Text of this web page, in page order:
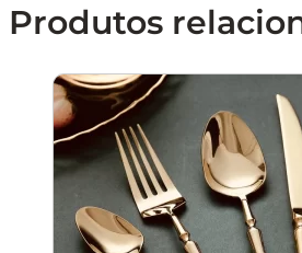
Produtos